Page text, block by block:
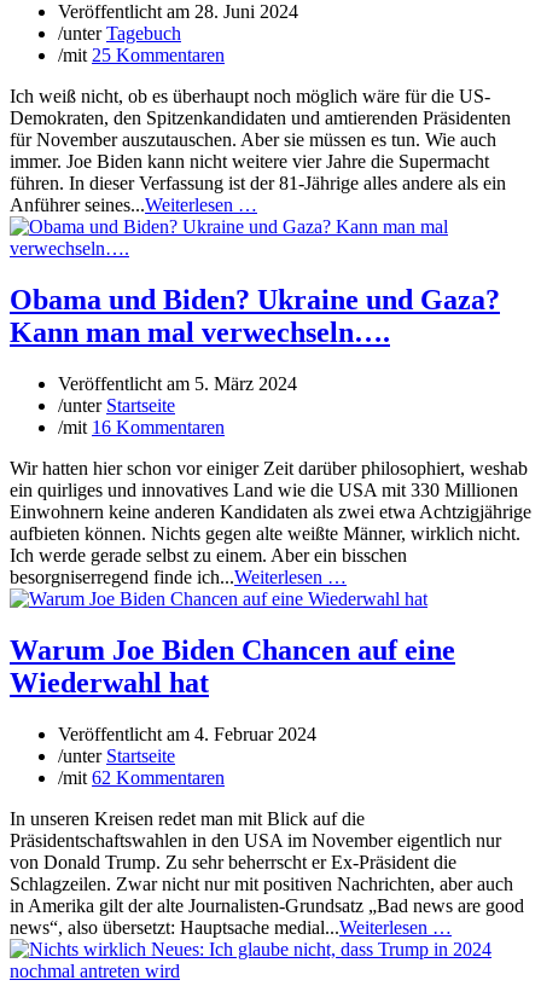
Veröffentlicht am 28. Juni 2024
/unterTagebuch
/mit 25 Kommentaren
Ich weiß nicht, ob es überhaupt noch möglich wäre für die US-
Demokraten, den Spitzenkandidaten und amtierenden Präsidenten
für November auszutauschen. Aber sie müssen es tun. Wie auch
immer. Joe Biden kann nicht weitere vier Jahre die Supermacht
führen. In dieser Verfassung ist der 81-Jährige alles andere als ein
Anführer seines...Weiterlesen …
Obama und Biden? Ukraine und Gaza?
Kann man mal verwechseln….
Veröffentlicht am 5. März 2024
/unter Startseite
/mit 16 Kommentaren
Wir hatten hier schon vor einiger Zeit darüber philosophiert, weshab
ein quirliges und innovatives Land wie die USA mit 330 Millionen
Einwohnern keine anderen Kandidaten als zwei etwa Achtzigjährige
aufbieten können. Nichts gegen alte weißte Männer, wirklich nicht.
Ich werde gerade selbst zu einem. Aber ein bisschen
besorgniserregend finde ich...Weiterlesen …
Warum Joe Biden Chancen auf eine
Wiederwahl hat
Veröffentlicht am 4. Februar 2024
/unter Startseite
/mit 62 Kommentaren
In unseren Kreisen redet man mit Blick auf die
Präsidentschaftswahlen in den USA im November eigentlich nur
von Donald Trump. Zu sehr beherrscht er Ex-Präsident die
Schlagzeilen. Zwar nicht nur mit positiven Nachrichten, aber auch
in Amerika gilt der alte Journalisten-Grundsatz „Bad news are good
news“, also übersetzt: Hauptsache medial...Weiterlesen …